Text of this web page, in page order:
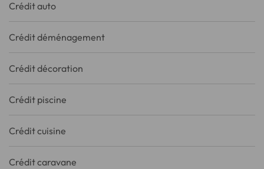
Crédit auto
Crédit déménagement
Crédit décoration
Crédit piscine
Crédit cuisine
Crédit caravane